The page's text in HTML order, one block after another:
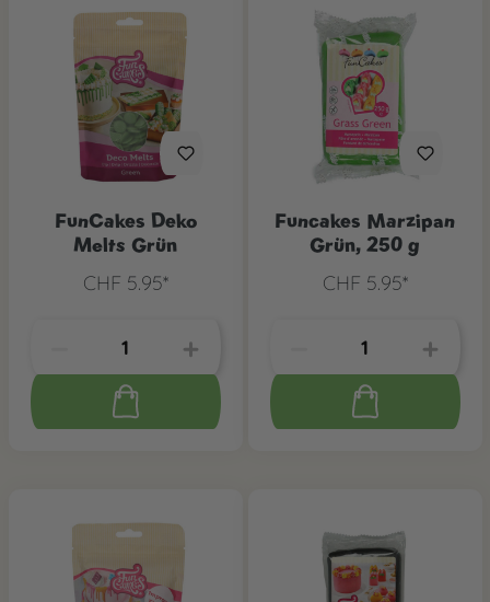
FunCakes Deko
Melts Grün
CHF 5.95*
Funcakes Marzipan
Grün, 250 g
CHF 5.95*